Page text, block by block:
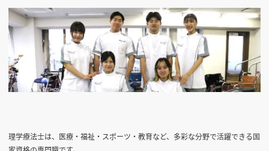
理学療法士は、医療・福祉・スポーツ・教育など、多彩な分野で活躍できる国